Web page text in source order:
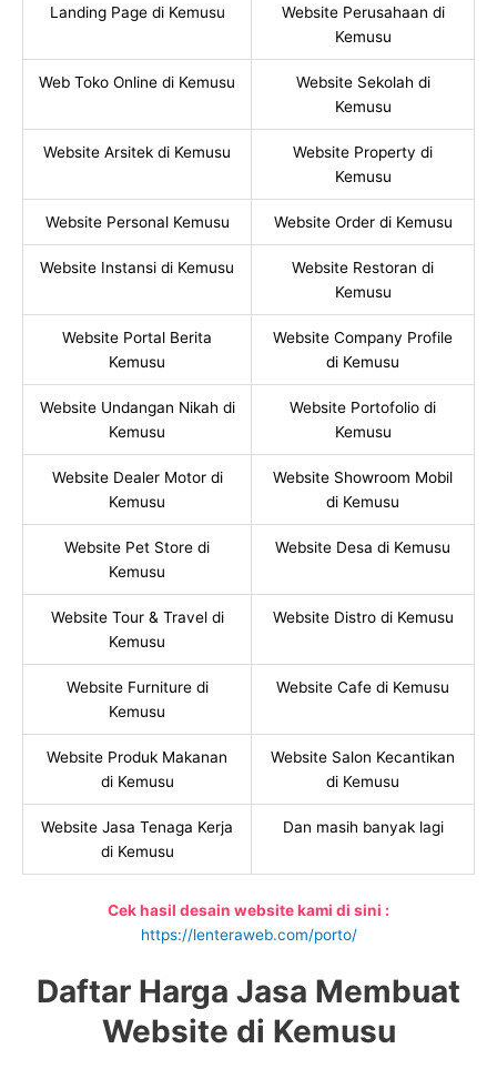
Landing Page di Kemusu
Website Perusahaan di
Kemusu
Web Toko Online di Kemusu
Website Sekolah di
Kemusu
Website Arsitek di Kemusu
Website Property di
Kemusu
Website Personal Kemusu Website Order di Kemusu
Website Instansi di Kemusu
Website Restoran di
Kemusu
Website Portal Berita
Kemusu
Website Company Profile
di Kemusu
Website Undangan Nikah di
Kemusu
Website Portofolio di
Kemusu
Website Dealer Motor di
Kemusu
Website Showroom Mobil
di Kemusu
Website Pet Store di
Kemusu
Website Desa di Kemusu
Website Tour & Travel di
Kemusu
Website Distro di Kemusu
Website Furniture di
Kemusu
Website Cafe di Kemusu
Website Produk Makanan
di Kemusu
Website Salon Kecantikan
di Kemusu
Website Jasa Tenaga Kerja
di Kemusu
Dan masih banyak lagi
Cek hasil desain website kami di sini :
https://lenteraweb.com/porto/
Daftar Harga Jasa Membuat
Website di Kemusu